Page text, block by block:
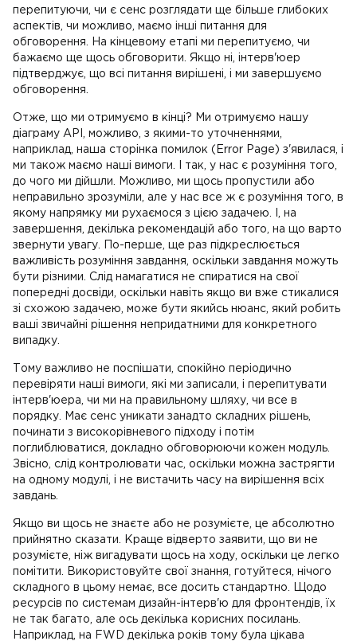
перепитуючи, чи є сенс розглядати ще більше глибоких
аспектів, чи можливо, маємо інші питання для
обговорення. На кінцевому етапі ми перепитуємо, чи
бажаємо ще щось обговорити. Якщо ні, інтерв'юер
підтверджує, що всі питання вирішені, і ми завершуємо
обговорення.
Отже, що ми отримуємо в кінці? Ми отримуємо нашу
діаграму API, можливо, з якими-то уточненнями,
наприклад, наша сторінка помилок (Error Page) з'явилася, і
ми також маємо наші вимоги. І так, у нас є розуміння того,
до чого ми дійшли. Можливо, ми щось пропустили або
неправильно зрозуміли, але у нас все ж є розуміння того, в
якому напрямку ми рухаємося з цією задачею. І, на
завершення, декілька рекомендацій або того, на що варто
звернути увагу. По-перше, ще раз підкреслюється
важливість розуміння завдання, оскільки завдання можуть
бути різними. Слід намагатися не спиратися на свої
попередні досвіди, оскільки навіть якщо ви вже стикалися
зі схожою задачею, може бути якийсь нюанс, який робить
ваші звичайні рішення непридатними для конкретного
випадку.
Тому важливо не поспішати, спокійно періодично
перевіряти наші вимоги, які ми записали, і перепитувати
інтерв'юера, чи ми на правильному шляху, чи все в
порядку. Має сенс уникати занадто складних рішень,
починати з високорівневого підходу і потім
поглиблюватися, докладно обговорюючи кожен модуль.
Звісно, слід контролювати час, оскільки можна застрягти
на одному модулі, і не вистачить часу на вирішення всіх
завдань.
Якщо ви щось не знаєте або не розумієте, це абсолютно
прийнятно сказати. Краще відверто заявити, що ви не
розумієте, ніж вигадувати щось на ходу, оскільки це легко
помітити. Використовуйте свої знання, готуйтеся, нічого
складного в цьому немає, все досить стандартно. Щодо
ресурсів по системам дизайн-інтерв'ю для фронтендів, їх
не так багато, але ось декілька корисних посилань.
Наприклад, на FWD декілька років тому була цікава